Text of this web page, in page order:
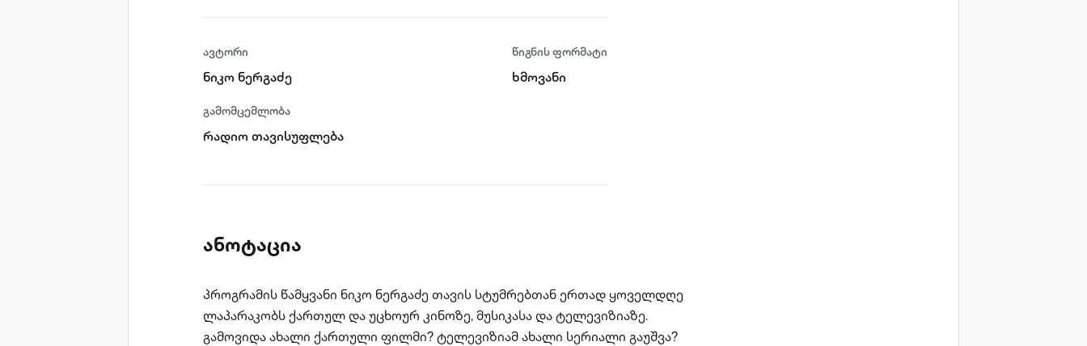
ავტორი
ნიკო ნერგაძე
გამომცემლობა
რადიო თავისუფლება
წიგნის ფორმატი
ხმოვანი
ანოტაცია
პროგრამის წამყვანი ნიკო ნერგაძე თავის სტუმრებთან ერთად ყოველდღე
ლაპარაკობს ქართულ და უცხოურ კინოზე, მუსიკასა და ტელევიზიაზე.
გამოვიდა ახალი ქართული ფილმი? ტელევიზიამ ახალი სერიალი გაუშვა?